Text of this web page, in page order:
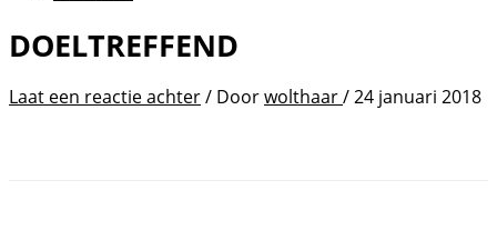
DOELTREFFEND
Laat een reactie achter/ Doorwolthaar/24 januari 2018